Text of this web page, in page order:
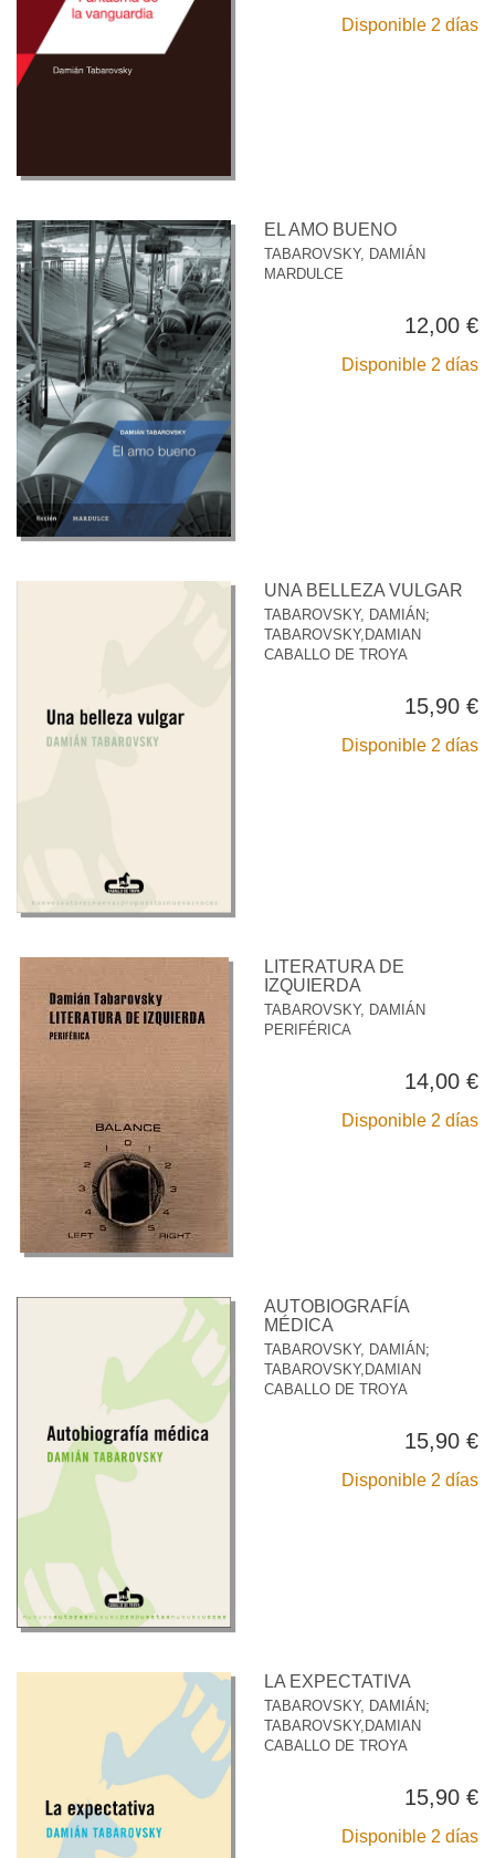
Disponible 2 días
EL AMO BUENO
TABAROVSKY, DAMIÁN
MARDULCE
12,00 €
Disponible 2 días
UNA BELLEZA VULGAR
TABAROVSKY, DAMIÁN ;
TABAROVSKY,DAMIAN
CABALLO DE TROYA
15,90 €
Disponible 2 días
LITERATURA DE
IZQUIERDA
TABAROVSKY, DAMIÁN
PERIFÉRICA
14,00 €
Disponible 2 días
AUTOBIOGRAFÍA
MÉDICA
TABAROVSKY, DAMIÁN;
TABAROVSKY,DAMIAN
CABALLO DE TROYA
15,90 €
Disponible 2 días
LA EXPECTATIVA
TABAROVSKY, DAMIÁN;
TABAROVSKY,DAMIAN
CABALLO DE TROYA
15,90 €
Disponible 2 días